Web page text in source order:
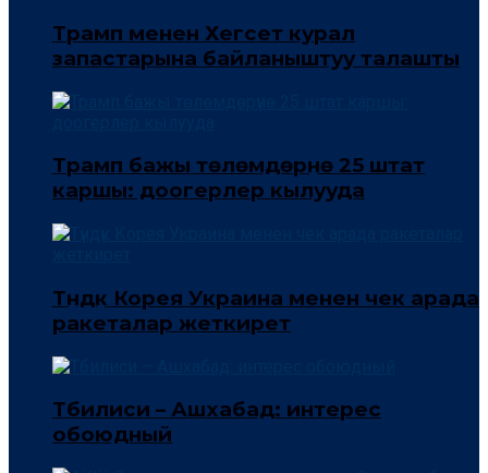
Трамп менен Хегсет курал
запастарына байланыштуу талашты
Трамп бажы төлөмдөрүнө 25 штат
каршы: доогерлер кылууда
Түндүк Корея Украина менен чек арада
ракеталар жеткирет
Тбилиси – Ашхабад: интерес
обоюдный